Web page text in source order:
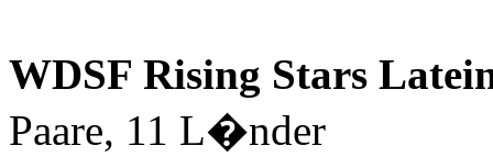
WDSF Rising Stars
Paare, 11 L�nder